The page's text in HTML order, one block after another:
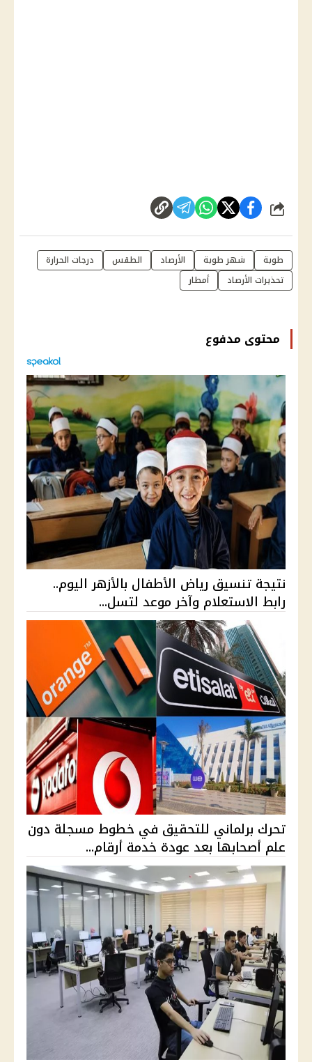
شارك
طوبة شهر طوبة الأرصاد الطقس
درجات الحرارة
تحذيرات الأرصاد
أمطار
محتوى مدفوع
نتيجة تنسيق رياض الأطفال بالأزهر اليوم..
رابط الاستعلام وآخر موعد لتسل...
تحرك برلماني للتحقيق في خطوط مسجلة دون
علم أصحابها بعد عودة خدمة أرقام...